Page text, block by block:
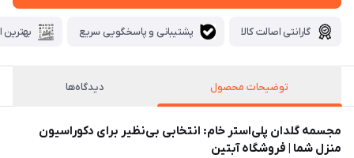
گارانتی اصالت کالا پشتیبانی و پاسخگویی سریع بهترین
توضیحات محصول دیدگاه‌ها
مجسمه گلدان پلی‌استر خام: انتخابی بی‌نظیر برای دکوراسیون
منزل شما | فروشگاه آبتین